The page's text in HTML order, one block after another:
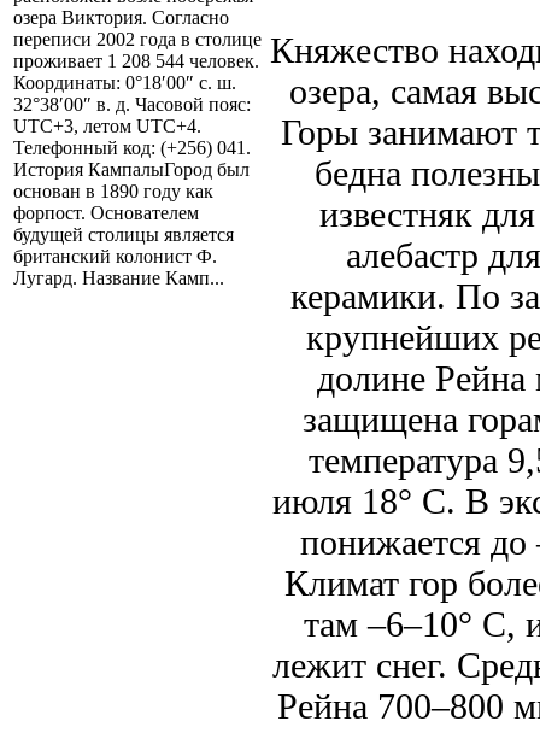
озера Виктория. Согласно
переписи 2002 года в столице
проживает 1 208 544 человек.
Координаты: 0°18′00″ с. ш.
32°38′00″ в. д. Часовой пояс:
UTC+3, летом UTC+4.
Телефонный код: (+256) 041.
История КампалыГород был
основан в 1890 году как
форпост. Основателем
будущей столицы является
британский колонист Ф.
Лугард. Название Камп...
Княжество
озера, самая
Горы занимают
бедна
известняк
алебастр
керамики. По
крупнейших
долине Рейна
защищена
температура
июля 18° С. В
понижается
Климат гор
там –6–10° С,
лежит снег.
Рейна 700–800